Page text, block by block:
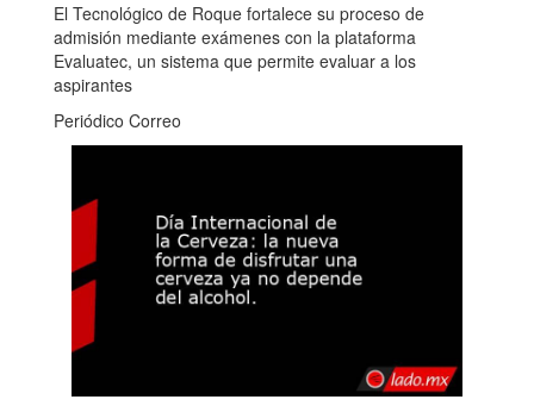
El Tecnológico de Roque fortalece su proceso de
admisión mediante exámenes con la plataforma
Evaluatec, un sistema que permite evaluar a los
aspirantes
Periódico Correo